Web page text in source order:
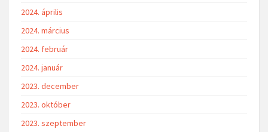
2024. április
2024. március
2024. február
2024. január
2023. december
2023. október
2023. szeptember